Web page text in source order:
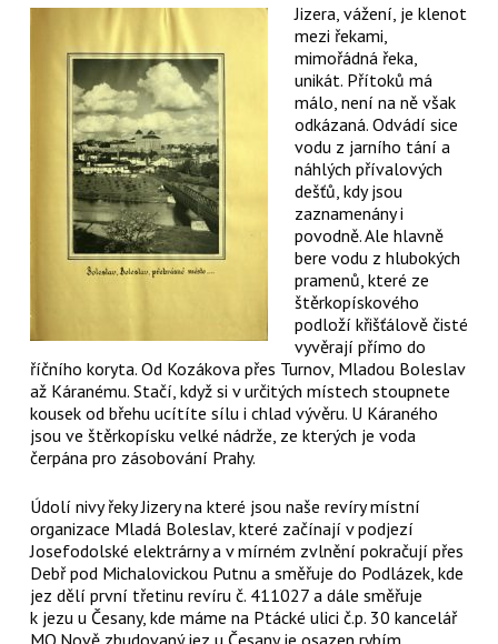
Jizera, vážení, je klenot
mezi řekami,
mimořádná řeka,
unikát. Přítoků má
málo, není na ně však
odkázaná. Odvádí sice
vodu z jarního tání a
náhlých přívalových
dešťů, kdy jsou
zaznamenány i
povodně. Ale hlavně
bere vodu z hlubokých
pramenů, které ze
štěrkopískového
podloží křišťálově čisté
vyvěrají přímo do
říčního koryta. Od Kozákova přes Turnov, Mladou Boleslav
až Káranému. Stačí, když si v určitých místech stoupnete
kousek od břehu ucítíte sílu i chlad vývěru. U Káraného
jsou ve štěrkopísku velké nádrže, ze kterých je voda
čerpána pro zásobování Prahy.
Údolí nivy řeky Jizery na které jsou naše revíry místní
organizace Mladá Boleslav, které začínají v podjezí
Josefodolské elektrárny a v mírném zvlnění pokračují přes
Debř pod Michalovickou Putnu a směřuje do Podlázek, kde
jez dělí první třetinu revíru č. 411027 a dále směřuje
k jezu u Česany, kde máme na Ptácké ulici č.p. 30 kancelář
MO.Nově zbudovaný jez u Česany je osazen rybím